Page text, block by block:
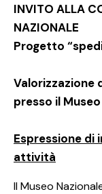
INVITO ALLA
NAZIONALE
Progetto
Valorizzazione
presso il Museo
Espressione di
attività
Il Museo